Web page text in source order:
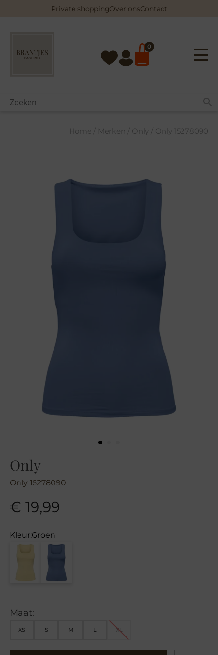
Private shoppingOver onsContact
0
Home / Merken / Only / Only 15278090
Only
Only 15278090
€ 19,99
Kleur:Groen
Maat:
XS S M L XL